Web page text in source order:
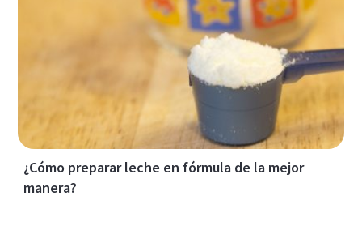
¿Cómo preparar leche en fórmula de la mejor
manera?